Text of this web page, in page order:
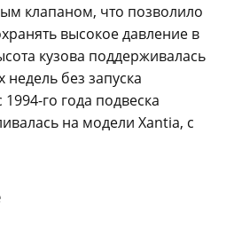
клапаном, что позволило
высокое давление в
кузова поддерживалась
недель без запуска
го года подвеска
на модели Xantia, с